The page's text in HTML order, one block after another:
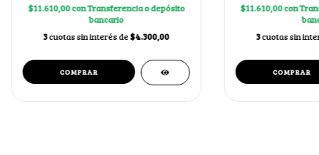
$11.610,00conTransferencia o depósito
bancario
3cuotas sin interés de$4.300,00
$11.610,00con
3cuotas sin